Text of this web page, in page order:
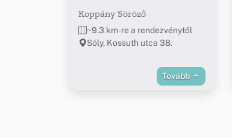
Koppány Söröző
~9.3 km-re a rendezvénytől
Sóly, Kossuth utca 38.
Tovább